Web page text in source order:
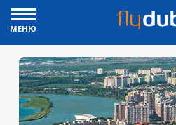
МЕНЮ